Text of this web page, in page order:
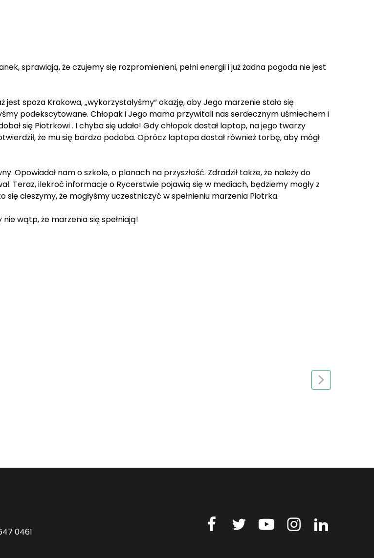
sprawiają, że czujemy się rozpromienieni, pełni energii i już żadna pogoda nie jest
spoza Krakowa, „wykorzystałyśmy” okazję, aby Jego marzenie stało się
podekscytowane. Chłopak i Jego mama przywitali nas serdecznym uśmiechem i
się Piotrkowi . I chyba się udało! Gdy chłopak dostał laptop, na jego twarzy
że mu się bardzo podoba. Oprócz laptopa dostał również torbę, aby mógł
Opowiadał nam o szkole, o planach na przyszłość. Zdradził także, że należy do
Teraz, ilekroć informacje o Rycerstwie pojawią się w mediach, będziemy mogły z
cieszymy, że mogłyśmy uczestniczyć w spełnieniu marzenia Piotrka.
wątp, że marzenia się spełniają!
0461